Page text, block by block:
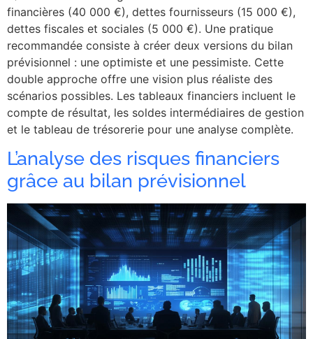
financières (40 000 €), dettes fournisseurs (15 000 €),
dettes fiscales et sociales (5 000 €). Une pratique
recommandée consiste à créer deux versions du bilan
prévisionnel : une optimiste et une pessimiste. Cette
double approche offre une vision plus réaliste des
scénarios possibles. Les tableaux financiers incluent le
compte de résultat, les soldes intermédiaires de gestion
et le tableau de trésorerie pour une analyse complète.
L’analyse des risques financiers
grâce au bilan prévisionnel